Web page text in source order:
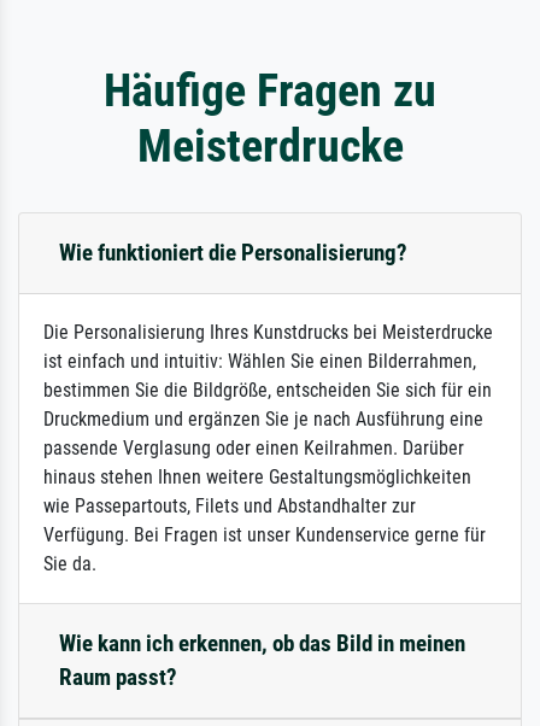
Häufige Fragen zu
Meisterdrucke
Wie funktioniert die Personalisierung?
Die Personalisierung Ihres Kunstdrucks bei Meisterdrucke
ist einfach und intuitiv: Wählen Sie einen Bilderrahmen,
bestimmen Sie die Bildgröße, entscheiden Sie sich für ein
Druckmedium und ergänzen Sie je nach Ausführung eine
passende Verglasung oder einen Keilrahmen. Darüber
hinaus stehen Ihnen weitere Gestaltungsmöglichkeiten
wie Passepartouts, Filets und Abstandhalter zur
Verfügung. Bei Fragen ist unser Kundenservice gerne für
Sie da.
Wie kann ich erkennen, ob das Bild in meinen
Raum passt?